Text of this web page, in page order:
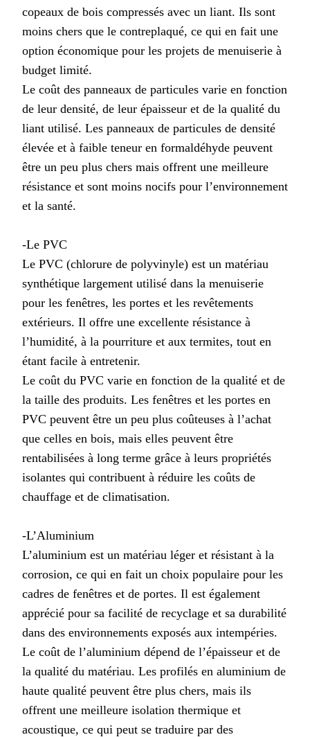
copeaux de bois compressés avec un liant. Ils sont
moins chers que le contreplaqué, ce qui en fait une
option économique pour les projets de menuiserie à
budget limité.
Le coût des panneaux de particules varie en fonction
de leur densité, de leur épaisseur et de la qualité du
liant utilisé. Les panneaux de particules de densité
élevée et à faible teneur en formaldéhyde peuvent
être un peu plus chers mais offrent une meilleure
résistance et sont moins nocifs pour l’environnement
et la santé.
-Le PVC
Le PVC (chlorure de polyvinyle) est un matériau
synthétique largement utilisé dans la menuiserie
pour les fenêtres, les portes et les revêtements
extérieurs. Il offre une excellente résistance à
l’humidité, à la pourriture et aux termites, tout en
étant facile à entretenir.
Le coût du PVC varie en fonction de la qualité et de
la taille des produits. Les fenêtres et les portes en
PVC peuvent être un peu plus coûteuses à l’achat
que celles en bois, mais elles peuvent être
rentabilisées à long terme grâce à leurs propriétés
isolantes qui contribuent à réduire les coûts de
chauffage et de climatisation.
-L’Aluminium
L’aluminium est un matériau léger et résistant à la
corrosion, ce qui en fait un choix populaire pour les
cadres de fenêtres et de portes. Il est également
apprécié pour sa facilité de recyclage et sa durabilité
dans des environnements exposés aux intempéries.
Le coût de l’aluminium dépend de l’épaisseur et de
la qualité du matériau. Les profilés en aluminium de
haute qualité peuvent être plus chers, mais ils
offrent une meilleure isolation thermique et
acoustique, ce qui peut se traduire par des